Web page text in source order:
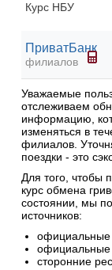
Курс НБУ
ПриватБанк
филиалов
Уважаемые
отслеживаем
информацию,
изменяться в
филиалов.
поездки - это
Для того, чтобы
курс обмена
состоянии, мы
источников:
официальные
официальные
сторонние